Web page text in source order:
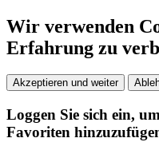
Wir verwenden
Erfahrung zu
Akzeptieren und weiter
Loggen Sie sich ein,
Favoriten